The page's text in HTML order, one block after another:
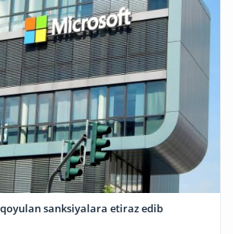
sanksiyalara etiraz edib